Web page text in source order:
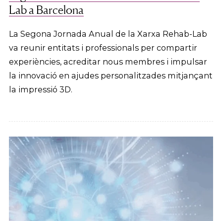
Lab a Barcelona
La Segona Jornada Anual de la Xarxa Rehab-Lab
va reunir entitats i professionals per compartir
experiències, acreditar nous membres i impulsar
la innovació en ajudes personalitzades mitjançant
la impressió 3D.